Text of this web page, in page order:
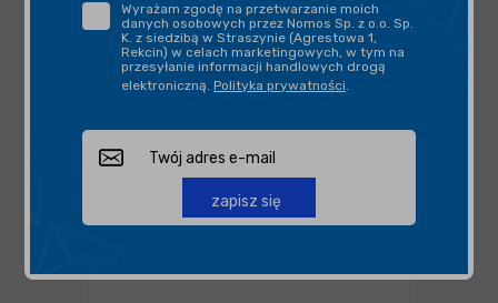
Wyrażam zgodę na przetwarzanie moich
danych osobowych przez Nomos Sp. z o.o. Sp.
K. z siedzibą w Straszynie (Agrestowa 1,
Rekcin) w celach marketingowych, w tym na
przesyłanie informacji handlowych drogą
elektroniczną. Polityka prywatności.
zapisz się